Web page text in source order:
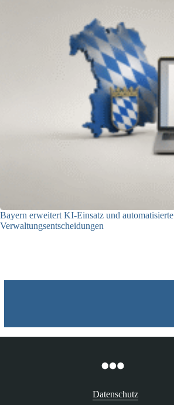
Bayern erweitert KI-Einsatz und automatisierte
Verwaltungsentscheidungen
Datenschutz